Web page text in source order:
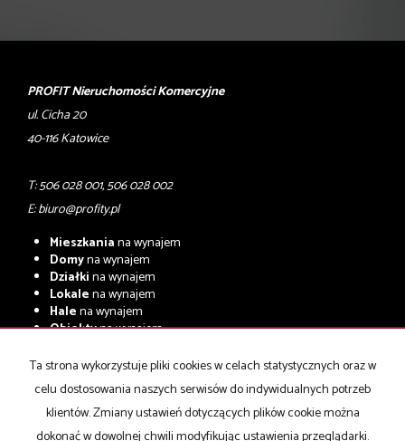
PROFIT Nieruchomości Komercyjne
ul. Cicha 20
40-116 Katowice
T: 506 028 001, 506 028 002
E:biuro@profity.pl
Mieszkaniana wynajem
Domyna wynajem
Działkina wynajem
Lokalena wynajem
Halena wynajem
Obiektyna wynajem
Mieszkaniana sprzedaż
Domyna sprzedaż
Działkina sprzedaż
Lokalena sprzedaż
Hale na sprzedaż
Ta strona wykorzystuje pliki cookies w celach statystycznych oraz w
celu dostosowania naszych serwisów do indywidualnych potrzeb
klientów. Zmiany ustawień dotyczących plików cookie można